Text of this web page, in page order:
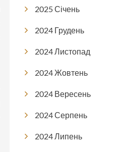
2025 Січень
2024 Грудень
2024 Листопад
2024 Жовтень
2024 Вересень
2024 Серпень
2024 Липень